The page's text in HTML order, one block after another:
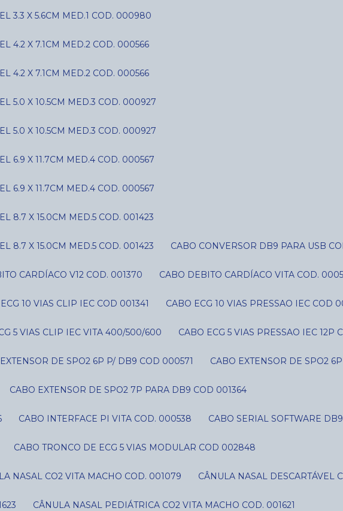
3.3 X 5.6CM MED.1 COD. 000980
4.2 X 7.1CM MED.2 COD. 000566
4.2 X 7.1CM MED.2 COD. 000566
5.0 X 10.5CM MED.3 COD. 000927
5.0 X 10.5CM MED.3 COD. 000927
6.9 X 11.7CM MED.4 COD. 000567
6.9 X 11.7CM MED.4 COD. 000567
8.7 X 15.0CM MED.5 COD. 001423
8.7 X 15.0CM MED.5 COD. 001423 CABO CONVERSOR DB9 PARA USB
CARDÍACO V12 COD. 001370 CABO DEBITO CARDÍACO VITA COD.
ECG 10 VIAS CLIP IEC COD 001341 CABO ECG 10 VIAS PRESSAO IEC COD
5 VIAS CLIP IEC VITA 400/500/600 CABO ECG 5 VIAS PRESSAO IEC 12P
EXTENSOR DE SPO2 6P P/ DB9 COD 000571 CABO EXTENSOR DE SPO2
CABO EXTENSOR DE SPO2 7P PARA DB9 COD 001364
CABO INTERFACE PI VITA COD. 000538 CABO SERIAL SOFTWARE
CABO TRONCO DE ECG 5 VIAS MODULAR COD 002848
NASAL CO2 VITA MACHO COD. 001079 CÂNULA NASAL DESCARTÁVEL
CÂNULA NASAL PEDIÁTRICA CO2 VITA MACHO COD. 001621